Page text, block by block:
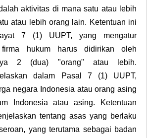
aktivitas di mana satu atau lebih
atau lebih orang lain. Ketentuan ini
7 (1) UUPT, yang mengatur
hukum harus didirikan oleh
2 (dua) "orang" atau lebih.
dalam Pasal 7 (1) UUPT,
negara Indonesia atau orang asing
Indonesia atau asing. Ketentuan
tentang asas yang berlaku
yang terutama sebagai badan